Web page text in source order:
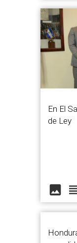
En El
de Ley
image